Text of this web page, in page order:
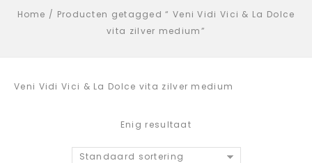
Home / Producten getagged “ Veni Vidi Vici & La Dolce
vita zilver medium”
Veni Vidi Vici & La Dolce vita zilver medium
Enig resultaat
Standaard sortering